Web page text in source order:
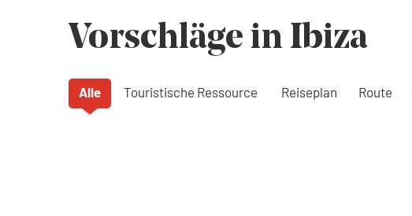
Vorschläge in Ibiza
Alle Touristische Ressource Reiseplan Route